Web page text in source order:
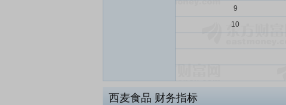
9
10
西麦食品 财务指标